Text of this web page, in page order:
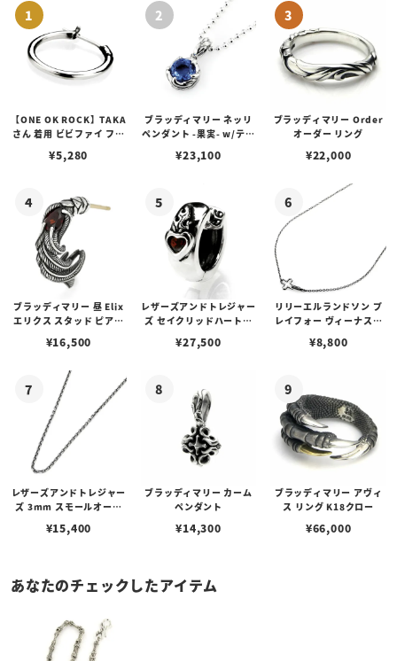
【ONE OK ROCK】TAKA
さん 着用 ビビファイ フー
¥5,280
ブラッディマリー ネッリ
ペンダント -果実- w/ティ
¥23,100
ブラッディマリー Order
オーダー リング
¥22,000
ブラッディマリー 昼 Elix
エリクス スタッド ピアス
¥16,500
レザーズアンドトレジャー
ズ セイクリッドハートピ
¥27,500
リリーエルランドソン プ
レイフォー ヴィーナスチ
¥8,800
レザーズアンドトレジャー
ズ 3mm スモールオーバ
ブスタークラスプ＆LTロ
¥15,400
ブラッディマリー カーム
ペンダント
¥14,300
ブラッディマリー アヴィ
ス リング K18クロー
¥66,000
あなたのチェックしたアイテム